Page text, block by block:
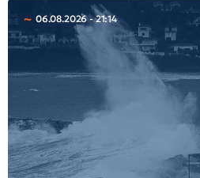
06.08.2026 - 21:14